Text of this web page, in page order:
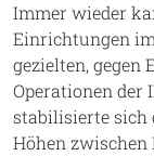
Immer wieder
Einrichtungen
gezielten, gegen
Operationen der
stabilisierte sich
Höhen